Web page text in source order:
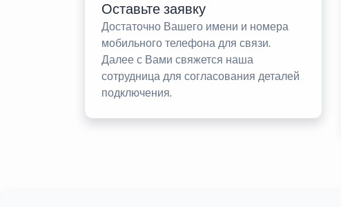
Оставьте заявку
Достаточно Вашего имени и номера
мобильного телефона для связи.
Далее с Вами свяжется наша
сотрудница для согласования деталей
подключения.